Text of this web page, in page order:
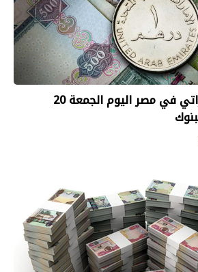
سعر الدرهم الإماراتي في مصر اليوم الجمعة 20